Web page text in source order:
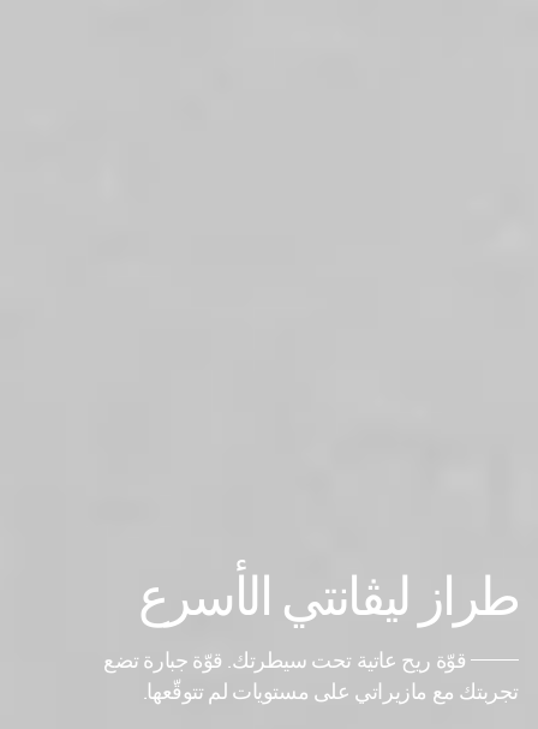
طراز ليڨانتي الأسرع
قوّة ريح عاتية تحت سيطرتك. قوّة جبارة تضع
تجربتك مع مازيراتي على مستويات لم تتوقّعها.